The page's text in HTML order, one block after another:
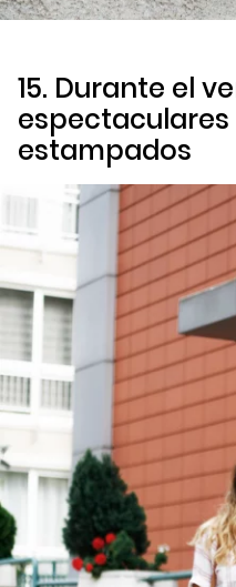
15. Durante el
espectaculares
estampados